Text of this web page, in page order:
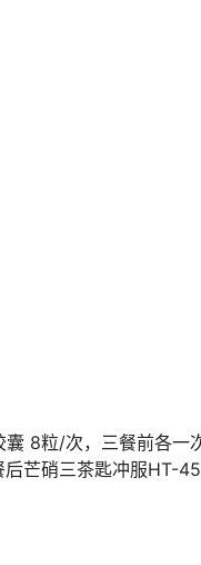
囊 8粒/次，三餐前各一
芒硝三茶匙冲服HT-